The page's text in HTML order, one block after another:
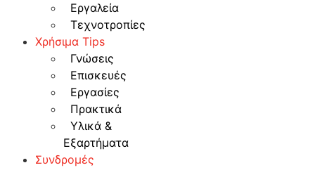
Εργαλεία
Τεχνοτροπίες
Χρήσιμα Tips
Γνώσεις
Επισκευές
Εργασίες
Πρακτικά
Υλικά &
Εξαρτήματα
Συνδρομές